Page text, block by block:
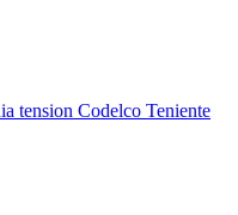
tension Codelco Teniente